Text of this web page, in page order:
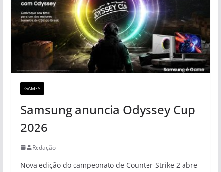
GAMES
Samsung anuncia Odyssey Cup
2026
Redação
Nova edição do campeonato de Counter-Strike 2 abre